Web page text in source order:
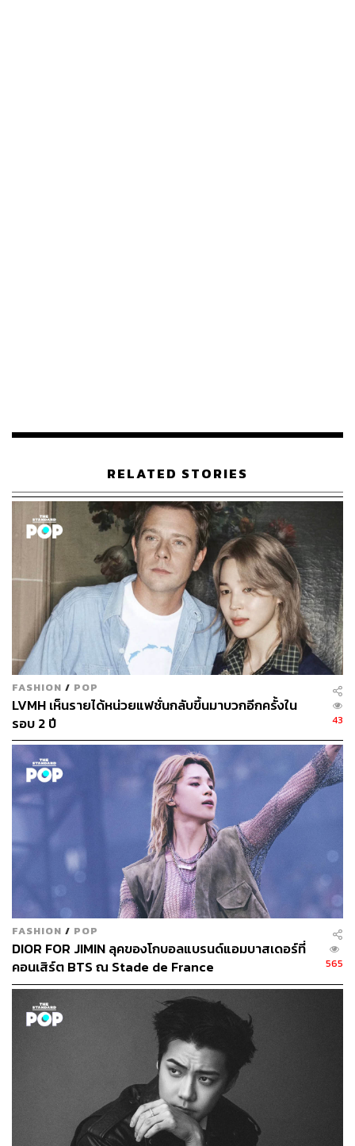
RELATED STORIES
FASHION / POP
LVMH เห็นรายได้หน่วยแฟชั่นกลับขึ้นมาบวกอีกครั้งใน
รอบ 2 ปี
43
FASHION / POP
DIOR FOR JIMIN ลุคของโกบอลแบรนด์แอมบาสเดอร์ที่
คอนเสิร์ต BTS ณ Stade de France
565